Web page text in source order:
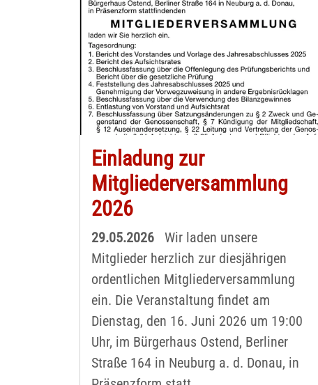
Einladung zur
Mitgliederversammlung
2026
29.05.2026
Wir laden unsere
Mitglieder herzlich zur diesjährigen
ordentlichen Mitgliederversammlung
ein. Die Veranstaltung findet am
Dienstag, den 16. Juni 2026 um 19:00
Uhr, im Bürgerhaus Ostend, Berliner
Straße 164 in Neuburg a. d. Donau, in